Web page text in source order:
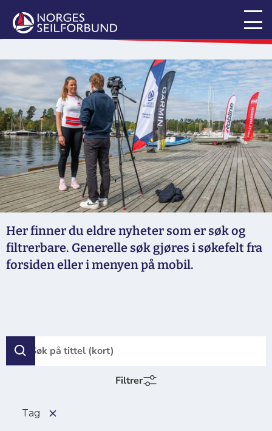
Forsiden
Nyhetsarkiv
Her finner du eldre nyheter som er søk og
filtrerbare. Generelle søk gjøres i søkefelt fra
forsiden eller i menyen på mobil.
Filtrer
Tag